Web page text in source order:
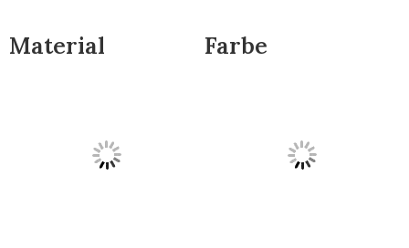
Material Farbe